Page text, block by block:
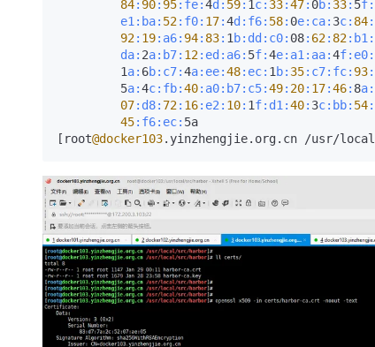
84: 90: 95:fe:4d: 59: 1c: 33:47: 0b: 33: 5f:
e1: ba: 52:f0: 17:4d: f6: 58: 0e: ca: 3c: 84
92: 19:a6: 94: 83: 1 b: dd: c0: 08: 62: 82:b1 :
da: 2a: b7: 12:ed :a6: 5f:4e: a1: aa:4f: e0:
         1
a: 6b: c7:4a: ee:48:ec: 1 b: 35:c7:fc: 93
         5
a:4c: fb:40:a0:b7:c5:49: 20: 17:46: 8a:
07:d8: 72: 16:e2 : 10: 1f: d1:40: 3c: bb: 54
45:f6:ec: 5a
[root@docker103.yinzhengjie.org.cn /usr/